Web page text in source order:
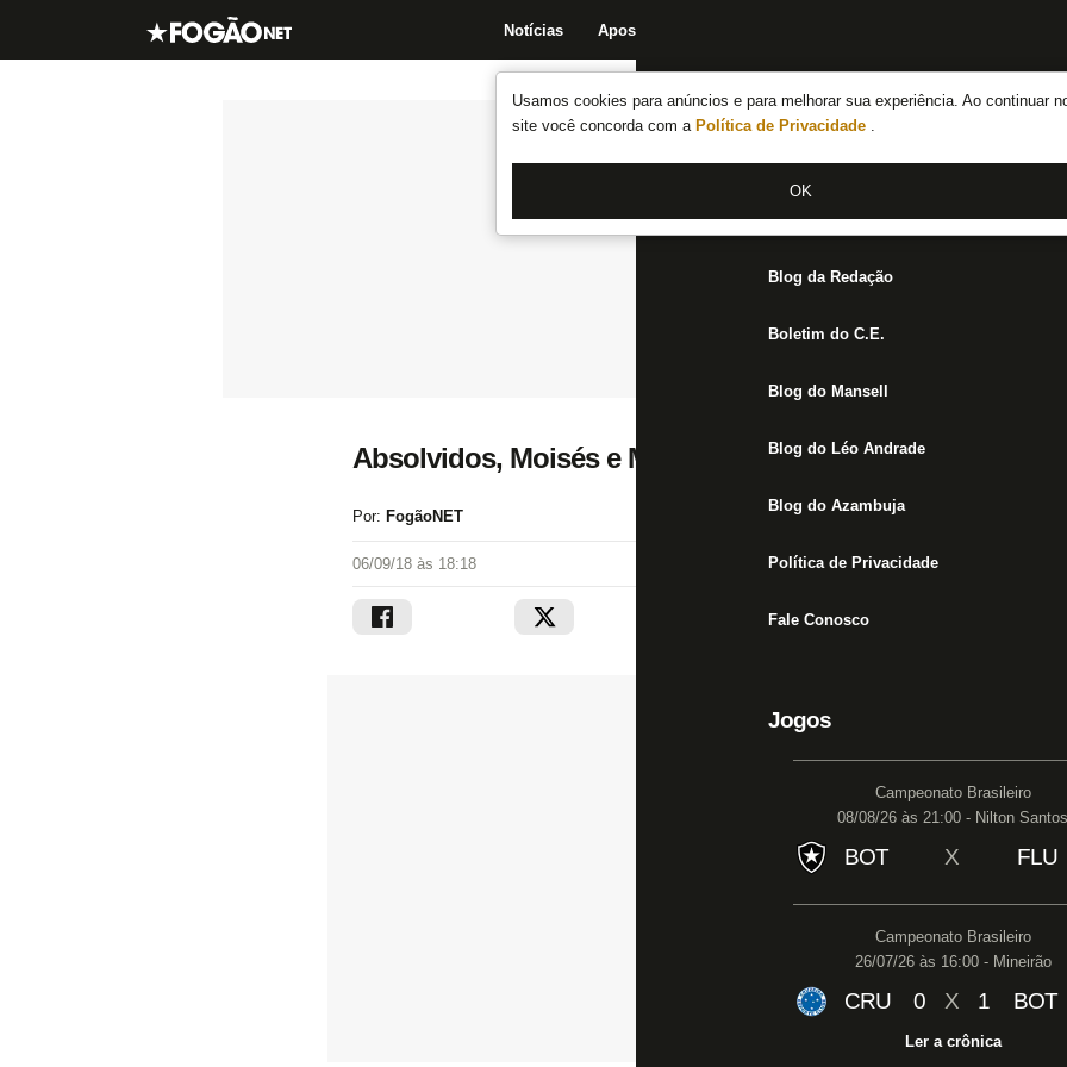
Usamos cookies para anúncios e para melhorar sua experiência. Ao continuar
site você concorda com a Política de Privacidade .
OK
Notícias Apostas
Notícias do Botafogo
Fórum
Jogos
Blog da Redação
Boletim do C.E.
Blog do Mansell
Blog do Léo Andrade
Blog do Azambuja
Política de Privacidade
Fale Conosco
Jogos
Campeonato Brasileiro
08/08/26 às 21:00 - Nilton Santos
BOT X FLU
Campeonato Brasileiro
26/07/26 às 16:00 - Mineirão
CRU 0 X 1 BOT
Ler a crônica
Absolvidos, Moisés e Matheus Fernandes jogarão o
Por: FogãoNET
06/09/18 às 18:18